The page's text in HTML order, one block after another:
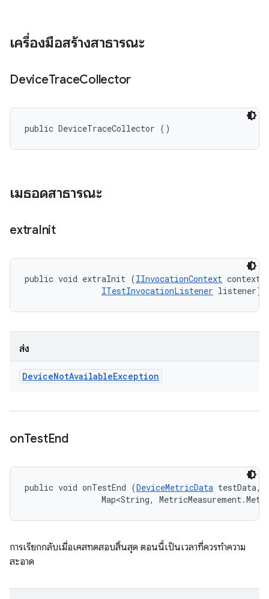
เครื่องมือสร้างสาธารณะ
DeviceTraceCollector
public DeviceTraceCollector ()
เมธอดสาธารณะ
extraInit
public void extraInit (IInvocationContext
ITestInvocationListener listener)
ส่ง
DeviceNotAvailableException
onTestEnd
public void onTestEnd (DeviceMetricData testData,
Map<String,
การเรียกกลับเมื่อเคสทดสอบสิ้นสุด ตอนนี้เป็นเวลาที่ควรทำความ
สะอาด